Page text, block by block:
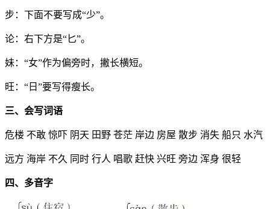
步：下面不要写成“少”。
论：右下方是“匕”。
妹：“女”作为偏旁时，撇长横短。
旺：“日”要写得瘦长。
三、会写词语
危楼 不敢 惊吓 阴天 田野 苍茫 岸边 房屋 散步 消失 船只 水汽
远方 海岸 不久 同时 行人 唱歌 赶快 兴旺 旁边 浑身 很轻
四、多音字